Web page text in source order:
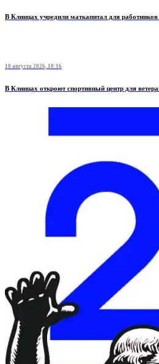
В Клинцах учредили маткапитал для работников
10 августа 2026, 10:16
В Клинцах откроют спортивный центр для